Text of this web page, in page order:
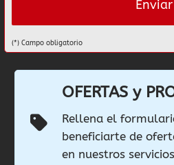
(*) Campo obligatorio
OFERTAS y
Rellena el
beneficiarte de
en nuestros